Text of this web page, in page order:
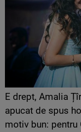
E drept, Amalia
apucat de spus
motiv bun: pentru